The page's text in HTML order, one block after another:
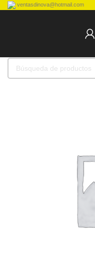
ventasdinova@hotmail.com